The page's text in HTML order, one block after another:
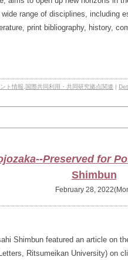
range of disciplines, including
print bibliography, history,
ト情報, 国際共同利用・共同研究拠点関連
Preserved for
Shimbun
February 28,
Shimbun featured an article on
Ritsumeikan University) on